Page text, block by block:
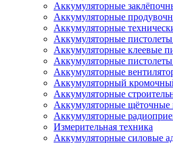
Аккумуляторные
Аккумуляторные
Аккумуляторные
Аккумуляторные пистолеты
Аккумуляторные клеевые
Аккумуляторные
Аккумуляторные
Аккумуляторный
Аккумуляторные
Аккумуляторные
Аккумуляторные
Измерительная техника
Аккумуляторные силовые